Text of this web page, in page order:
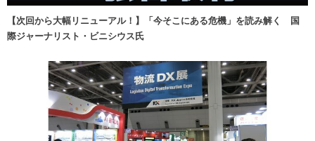
【次回から大幅リニューアル！】「今そこにある危機」を読み解く 国
際ジャーナリスト・ビニシウス氏